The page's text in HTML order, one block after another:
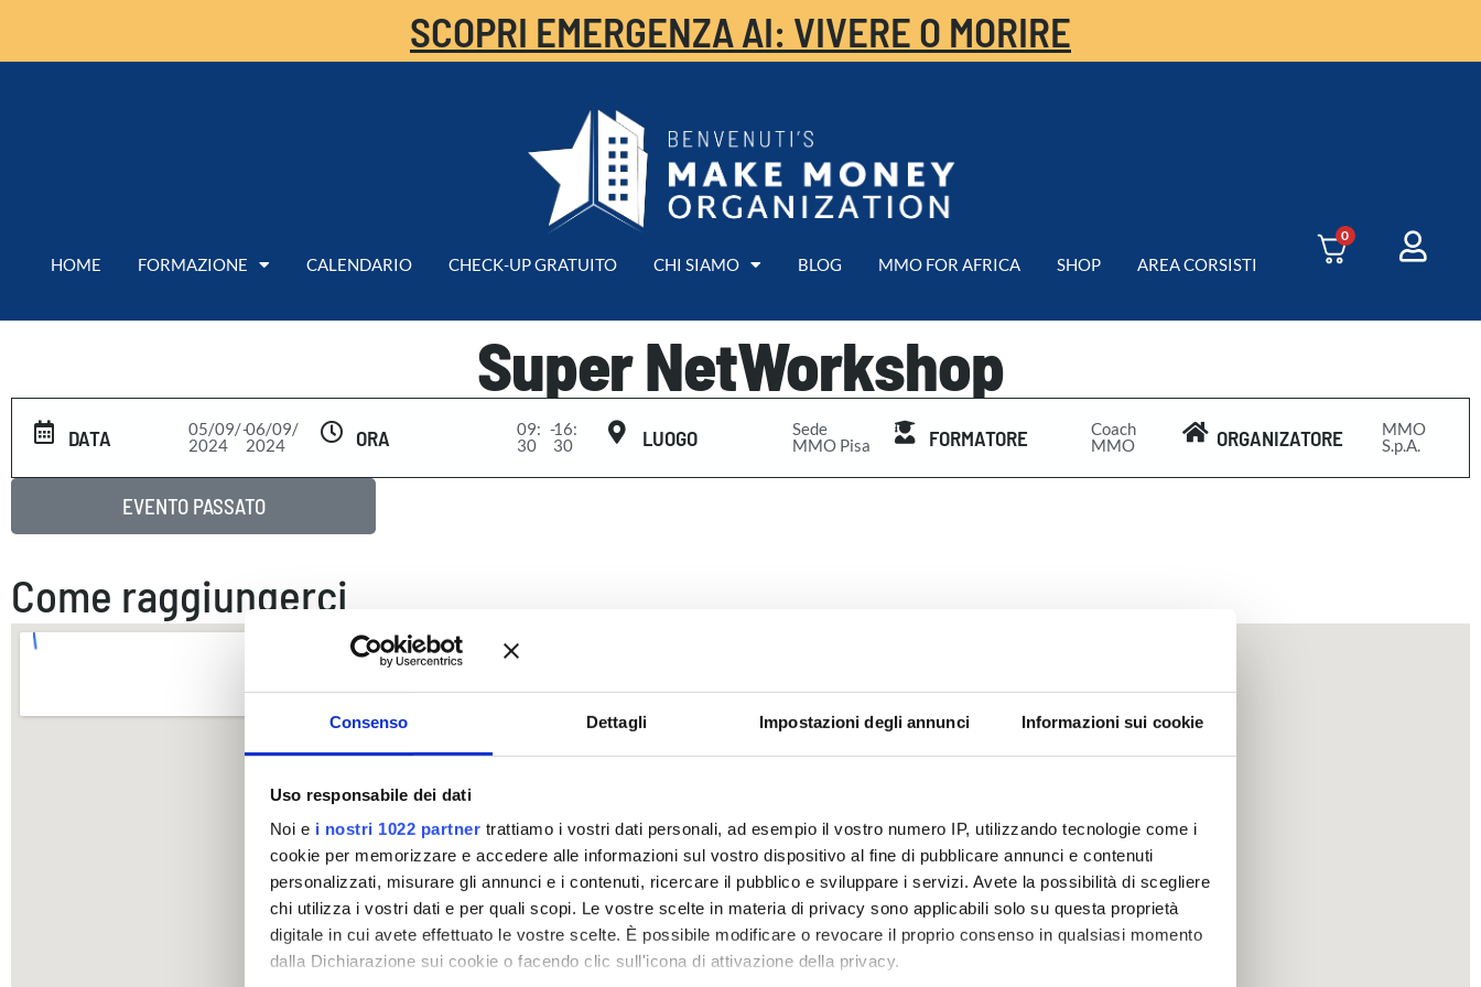
Consenso Dettagli Impostazioni degli annunci Informazioni sui cookie
Uso responsabile dei dati
Noi e i nostri 1022 partner trattiamo i vostri dati personali, ad esempio il vostro numero IP, utilizzando tecnologie come i
cookie per memorizzare e accedere alle informazioni sul vostro dispositivo al fine di pubblicare annunci e contenuti
personalizzati, misurare gli annunci e i contenuti, ricercare il pubblico e sviluppare i servizi. Avete la possibilità di scegliere
chi utilizza i vostri dati e per quali scopi. Le vostre scelte in materia di privacy sono applicabili solo su questa proprietà
digitale in cui avete effettuato le vostre scelte. È possibile modificare o revocare il proprio consenso in qualsiasi momento
dalla Dichiarazione sui cookie o facendo clic sull'icona di attivazione della privacy.
SCOPRI EMERGENZA AI: VIVERE O MORIRE
HOME FORMAZIONE CALENDARIO CHECK-UP GRATUITO CHI SIAMO BLOG MMO FOR AFRICA SHOP AREA CORSISTI
0
Super NetWorkshop
DATA
05/09/
2024
-06/09/
2024
ORA
09:
30
-16:
30
LUOGO
Sede
MMO Pisa
FORMATORE
Coach
MMO
ORGANIZATORE
MMO
S.p.A.
EVENTO PASSATO
Come raggiungerci